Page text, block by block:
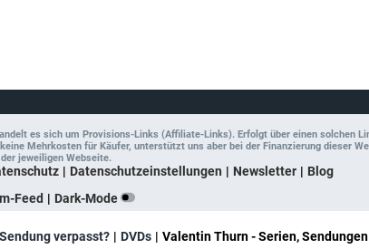
es sich um Provisions-Links (Affiliate-Links). Erfolgt über einen solchen
Mehrkosten für Käufer, unterstützt uns aber bei der Finanzierung dieser
jeweiligen Webseite.
Datenschutzeinstellungen Newsletter
Blog
Feed Dark-Mode
Sendung verpasst? DVDs Valentin Thurn - Serien,